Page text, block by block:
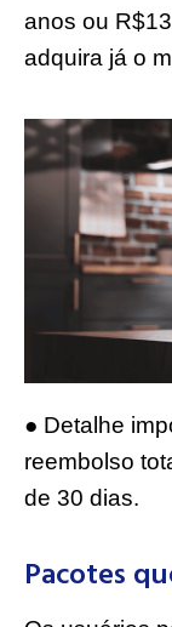
anos ou
adquira já o
● Detalhe
reembolso
de 30 dias.
Pacotes